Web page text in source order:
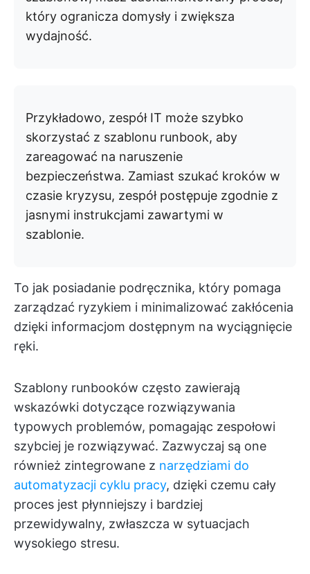
który ogranicza domysły i zwiększa
wydajność.
Przykładowo, zespół IT może szybko
skorzystać z szablonu runbook, aby
zareagować na naruszenie
bezpieczeństwa. Zamiast szukać kroków w
czasie kryzysu, zespół postępuje zgodnie z
jasnymi instrukcjami zawartymi w
szablonie.
To jak posiadanie podręcznika, który pomaga
zarządzać ryzykiem i minimalizować zakłócenia
dzięki informacjom dostępnym na wyciągnięcie
ręki.
Szablony runbooków często zawierają
wskazówki dotyczące rozwiązywania
typowych problemów, pomagając zespołowi
szybciej je rozwiązywać. Zazwyczaj są one
również zintegrowane z narzędziami do
automatyzacji cyklu pracy, dzięki czemu cały
proces jest płynniejszy i bardziej
przewidywalny, zwłaszcza w sytuacjach
wysokiego stresu.